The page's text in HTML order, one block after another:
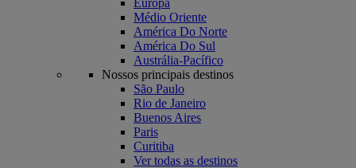
Europa
Médio Oriente
América Do Norte
América Do Sul
Austrália-Pacífico
Nossos principais destinos
São Paulo
Rio de Janeiro
Buenos Aires
Paris
Curitiba
Ver todas as destinos